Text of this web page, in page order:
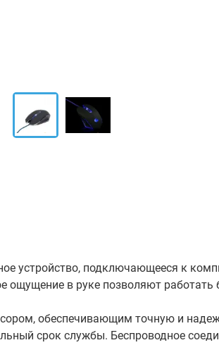
устройство, подключающееся к
ощущение в руке позволяют работать
обеспечивающим точную и
срок службы. Беспроводное